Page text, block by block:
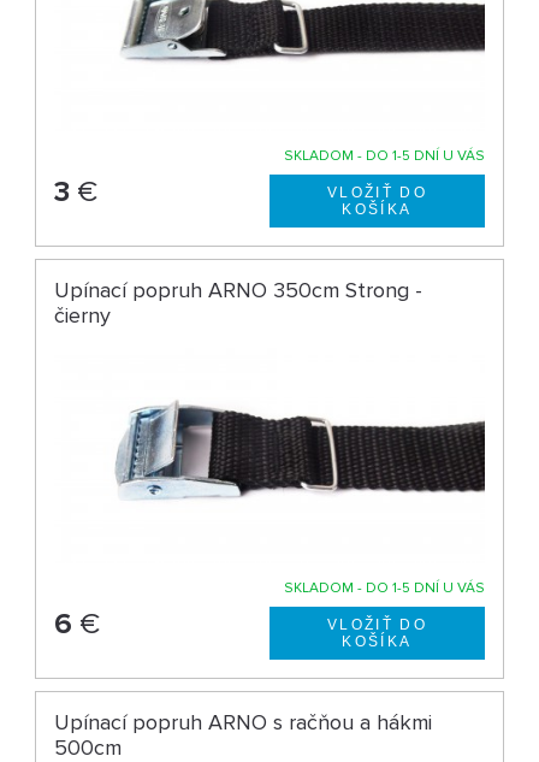
SKLADOM - DO 1-5 DNÍ U VÁS
3 €
Upínací popruh ARNO 350cm Strong -
čierny
SKLADOM - DO 1-5 DNÍ U VÁS
6 €
Upínací popruh ARNO s račňou a hákmi
500cm